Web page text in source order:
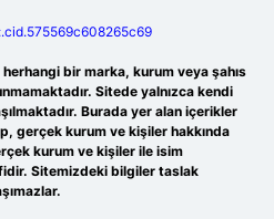
bir marka, kurum veya şahıs
Sitede yalnızca kendi
Burada yer alan içerikler
gerçek kurum ve kişiler hakkında
kurum ve kişiler ile isim
Sitemizdeki bilgiler taslak